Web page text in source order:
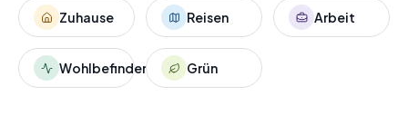
Zuhause Reisen Arbeit
Wohlbefinden Grün